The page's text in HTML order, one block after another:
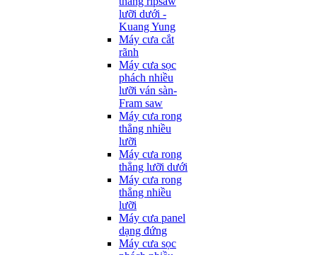
lưỡi dưới -
Kuang Yung
Máy cưa cắt
rãnh
Máy cưa sọc
phách nhiều
lưỡi ván sàn-
Fram saw
Máy cưa rong
thẳng nhiều
lưỡi
Máy cưa rong
thẳng lưỡi dưới
Máy cưa rong
thẳng nhiều
lưỡi
Máy cưa panel
dạng đứng
Máy cưa sọc